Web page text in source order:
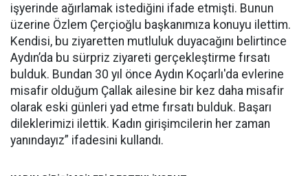
işyerinde ağırlamak istediğini ifade etmişti. Bunun
üzerine Özlem Çerçioğlu başkanımıza konuyu ilettim.
Kendisi, bu ziyaretten mutluluk duyacağını belirtince
Aydın’da bu sürpriz ziyareti gerçekleştirme fırsatı
bulduk. Bundan 30 yıl önce Aydın Koçarlı'da evlerine
misafir olduğum Çallak ailesine bir kez daha misafir
olarak eski günleri yad etme fırsatı bulduk. Başarı
dileklerimizi ilettik. Kadın girişimcilerin her zaman
yanındayız” ifadesini kullandı.